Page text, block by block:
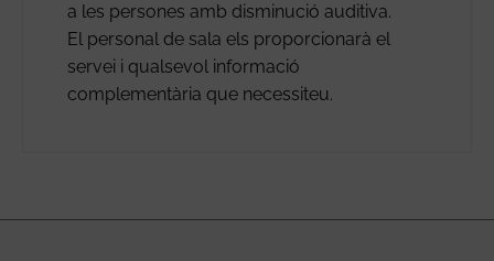
a les persones amb disminució auditiva.
El personal de sala els proporcionarà el
servei i qualsevol informació
complementària que necessiteu.